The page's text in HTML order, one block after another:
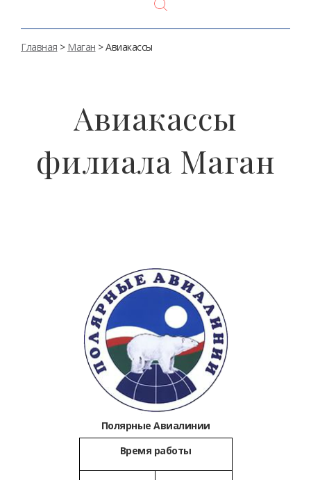
Главная > Маган > Авиакассы
Авиакассы
филиала Маган
Полярные Авиалинии
Время работы